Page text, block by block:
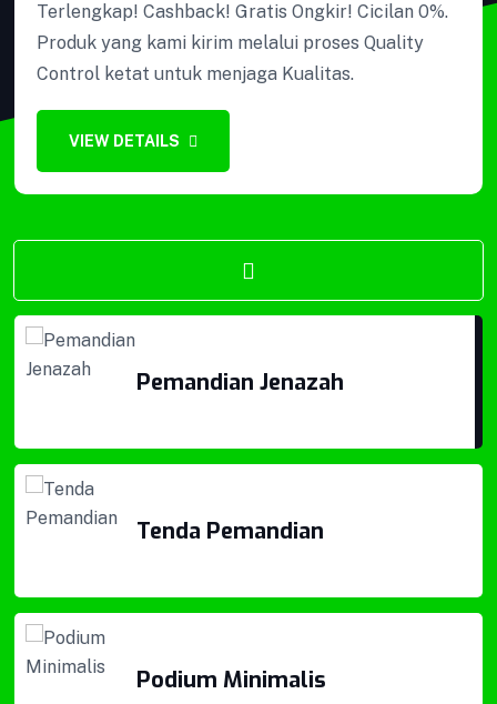
Terlengkap! Cashback! Gratis Ongkir! Cicilan 0%.
Produk yang kami kirim melalui proses Quality
Control ketat untuk menjaga Kualitas.
VIEW DETAILS
Tenda Pemandian
Kotak Amal
Keranda Jenazah
Pemandian Jenazah
Tenda Pemandian
Podium Minimalis